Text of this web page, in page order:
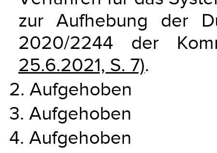
zur Aufhebung der
2020/2244 der
25.6.2021, S. 7).
2. Aufgehoben
3. Aufgehoben
4. Aufgehoben